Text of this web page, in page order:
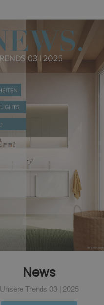
News
Unsere Trends 03 | 2025